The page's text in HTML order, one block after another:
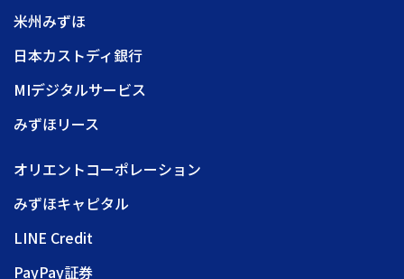
米州みずほ
日本カストディ銀行
MIデジタルサービス
みずほリース
オリエントコーポレーション
みずほキャピタル
LINE Credit
PayPay証券